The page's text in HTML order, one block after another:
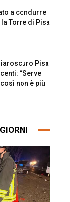
a condurre
Torre di Pisa
Pisa
“Serve
non è più